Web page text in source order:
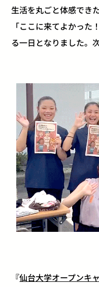
生活を丸ごと体感でき
「ここに来てよかっ
る一日となりました。
『仙台大学オープンキ